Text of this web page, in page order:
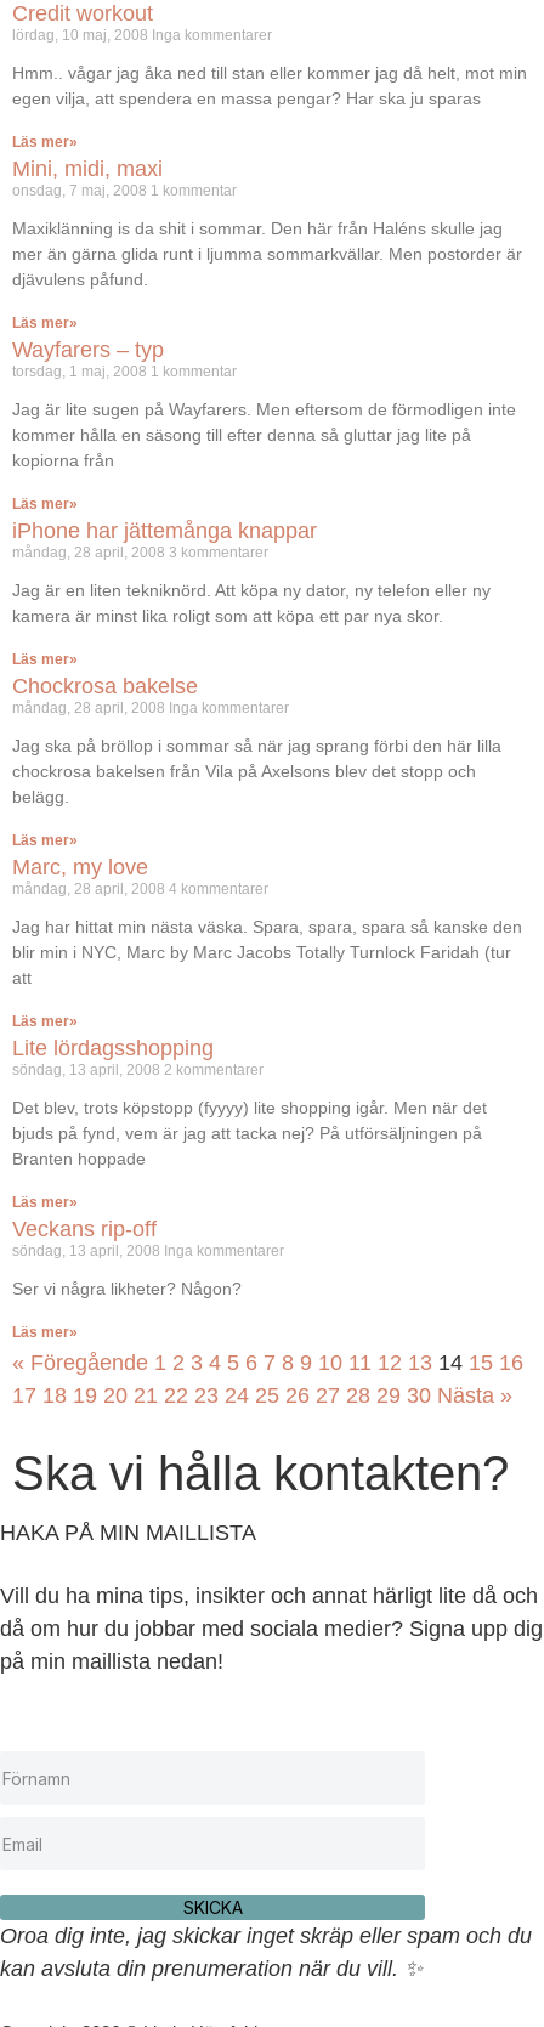
Credit workout
lördag, 10 maj, 2008 Inga kommentarer
Hmm.. vågar jag åka ned till stan eller kommer jag då helt, mot min
egen vilja, att spendera en massa pengar? Har ska ju sparas
Läs mer»
Mini, midi, maxi
onsdag, 7 maj, 2008 1 kommentar
Maxiklänning is da shit i sommar. Den här från Haléns skulle jag
mer än gärna glida runt i ljumma sommarkvällar. Men postorder är
djävulens påfund.
Läs mer»
Wayfarers – typ
torsdag, 1 maj, 2008 1 kommentar
Jag är lite sugen på Wayfarers. Men eftersom de förmodligen inte
kommer hålla en säsong till efter denna så gluttar jag lite på
kopiorna från
Läs mer»
iPhone har jättemånga knappar
måndag, 28 april, 2008 3 kommentarer
Jag är en liten tekniknörd. Att köpa ny dator, ny telefon eller ny
kamera är minst lika roligt som att köpa ett par nya skor.
Läs mer»
Chockrosa bakelse
måndag, 28 april, 2008 Inga kommentarer
Jag ska på bröllop i sommar så när jag sprang förbi den här lilla
chockrosa bakelsen från Vila på Axelsons blev det stopp och
belägg.
Läs mer»
Marc, my love
måndag, 28 april, 2008 4 kommentarer
Jag har hittat min nästa väska. Spara, spara, spara så kanske den
blir min i NYC, Marc by Marc Jacobs Totally Turnlock Faridah (tur
att
Läs mer»
Lite lördagsshopping
söndag, 13 april, 2008 2 kommentarer
Det blev, trots köpstopp (fyyyy) lite shopping igår. Men när det
bjuds på fynd, vem är jag att tacka nej? På utförsäljningen på
Branten hoppade
Läs mer»
Veckans rip-off
söndag, 13 april, 2008 Inga kommentarer
Ser vi några likheter? Någon?
Läs mer»
« Föregående 1 2 3 4 5 6 7 8 9 10 11 12 13 14 15 16
17 18 19 20 21 22 23 24 25 26 27 28 29 30 Nästa »
Ska vi hålla kontakten?
HAKA PÅ MIN MAILLISTA
Vill du ha mina tips, insikter och annat härligt lite då och
då om hur du jobbar med sociala medier? Signa upp dig
på min maillista nedan!
SKICKA
Oroa dig inte, jag skickar inget skräp eller spam och du
kan avsluta din prenumeration när du vill. ✨